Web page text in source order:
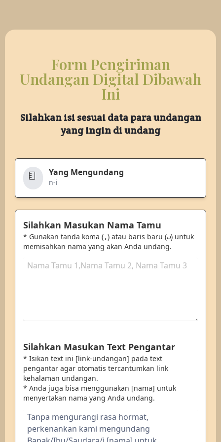
Form Pengiriman
Undangan Digital Dibawah
Ini
Silahkan isi sesuai data para undangan
yang ingin di undang
Yang Mengundang
n-i
Silahkan Masukan Nama Tamu
* Gunakan tanda koma (,) atau baris baru (↵) untuk
memisahkan nama yang akan Anda undang.
Silahkan Masukan Text Pengantar
* Isikan text ini [link-undangan] pada text
pengantar agar otomatis tercantumkan link
kehalaman undangan.
* Anda juga bisa menggunakan [nama] untuk
menyertakan nama yang Anda undang.